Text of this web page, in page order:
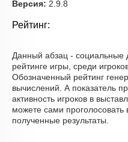
Версия: 2.9.8
Рейтинг:
Данный абзац - социальные
рейтинге игры, среди
Обозначенный рейтинг
вычислений. А показатель
активность игроков в
можете сами проголосовать
полученные результаты.